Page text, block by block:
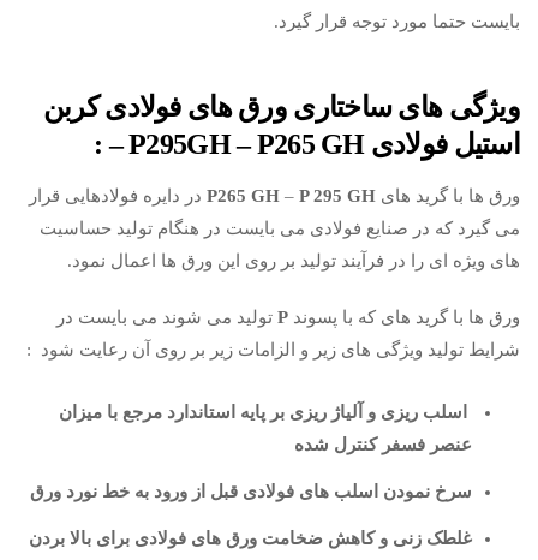
بایست حتما مورد توجه قرار گیرد.
ویژگی های ساختاری ورق های فولادی کربن
استیل فولادیP295GH – P265 GH –
:
ورق ها با گرید های P265 GH – P 295 GH
در دایره فولادهایی قرار
می گیرد که در صنایع فولادی می بایست در هنگام تولید حساسیت
های ویژه ای را در فرآیند تولید بر روی این ورق ها اعمال نمود.
ورق ها با گرید های که با پسوند
تولید می شوند می بایست در
شرایط تولید ویژگی های زیر و الزامات زیر بر روی آن رعایت شود :
اسلب ریزی و آلیاژ ریزی بر پایه استاندارد مرجع با میزان
عنصر فسفر کنترل شده
سرخ نمودن اسلب های فولادی قبل از ورود به خط نورد ورق
غلطک زنی و کاهش ضخامت ورق های فولادی برای بالا بردن